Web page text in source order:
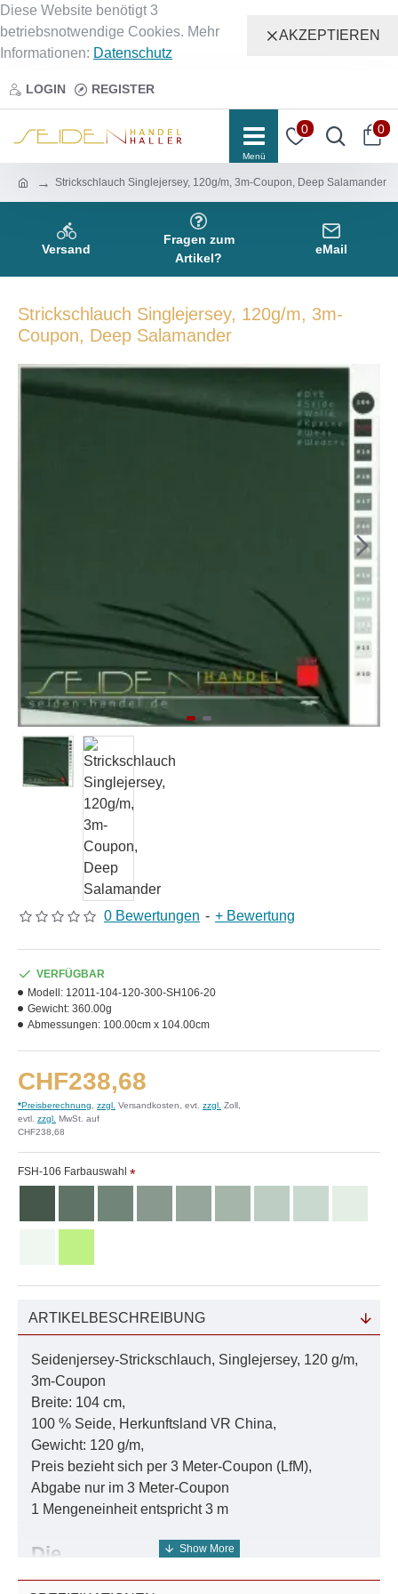
Diese Website benötigt 3
betriebsnotwendige Cookies. Mehr
Informationen: Datenschutz
AKZEPTIEREN
LOGIN REGISTER
0 0
Strickschlauch Singlejersey, 120g/m, 3m-Coupon, Deep Salamander
Versand
Fragen zum
Artikel?
eMail
Strickschlauch Singlejersey, 120g/m, 3m-
Coupon, Deep Salamander
0 Bewertungen - + Bewertung
CHF238,68
*Preisberechnung zzgl. Versandkosten, evt. zzgl. Zoll,
evtl. zzgl. MwSt. auf
CHF238,68
VERFÜGBAR
Modell: 12011-104-120-300-SH106-20
Gewicht: 360.00g
Abmessungen: 100.00cm x 104.00cm
FSH-106 Farbauswahl
ARTIKELBESCHREIBUNG
Seidenjersey-Strickschlauch, Singlejersey, 120 g/m,
3m-Coupon
Breite: 104 cm,
100 % Seide, Herkunftsland VR China,
Gewicht: 120 g/m,
Preis bezieht sich per 3 Meter-Coupon (LfM),
Abgabe nur im 3 Meter-Coupon
1 Mengeneinheit entspricht 3 m
Die
Farbtiefe/Farbauswahl/Farbnuance